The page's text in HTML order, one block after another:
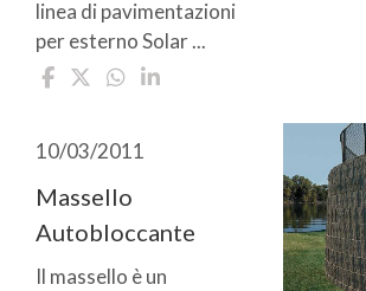
linea di pavimentazioni
per esterno Solar ...
10/03/2011
Massello
Autobloccante
Il massello è un